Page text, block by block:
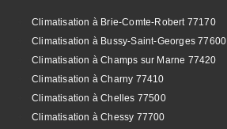
Climatisation à Brie-Comte-Robert 77170
Climatisation à Bussy-Saint-Georges 77600
Climatisation à Champs sur Marne 77420
Climatisation à Charny 77410
Climatisation à Chelles 77500
Climatisation à Chessy 77700